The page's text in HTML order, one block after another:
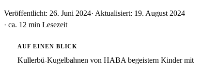
Veröffentlicht: 26. Juni 2024· Aktualisiert: 19. August 2024
· ca. 12 min Lesezeit
AUF EINEN BLICK
Kullerbü-Kugelbahnen von HABA begeistern Kinder mit